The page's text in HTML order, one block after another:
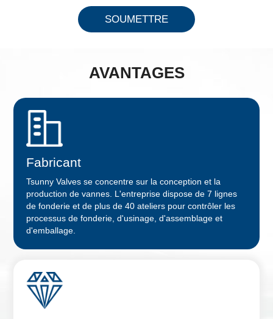
SOUMETTRE
AVANTAGES
Fabricant
Tsunny Valves se concentre sur la conception et la
production de vannes. L'entreprise dispose de 7 lignes
de fonderie et de plus de 40 ateliers pour contrôler les
processus de fonderie, d'usinage, d'assemblage et
d'emballage.